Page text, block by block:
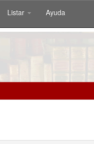
Listar Ayuda